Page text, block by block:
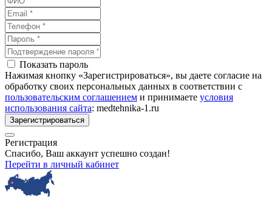
Показать пароль
Нажимая кнопку «Зарегистрироваться», вы даете согласие на
обработку своих персональных данных в соответствии с
пользовательским соглашением и принимаете условия
использования сайта: medtehnika-1.ru
Зарегистрироваться
Регистрация
Спасибо, Ваш аккаунт успешно создан!
Перейти в личный кабинет